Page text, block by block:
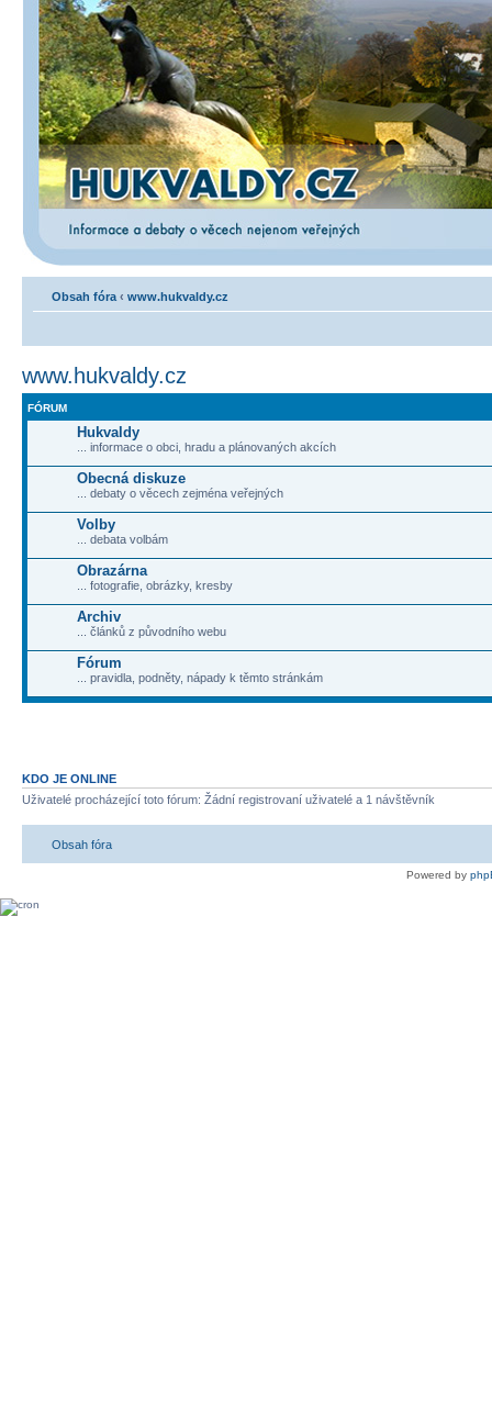
Obsah fóra ‹ www.hukvaldy.cz
www.hukvaldy.cz
FÓRUM
Hukvaldy
... informace o obci, hradu a plánovaných akcích
Obecná diskuze
... debaty o věcech zejména veřejných
Volby
... debata volbám
Obrazárna
... fotografie, obrázky, kresby
Archiv
... článků z původního webu
Fórum
... pravidla, podněty, nápady k těmto stránkám
KDO JE ONLINE
Uživatelé procházející toto fórum: Žádní registrovaní uživatelé a 1 návštěvník
Obsah fóra
Powered by